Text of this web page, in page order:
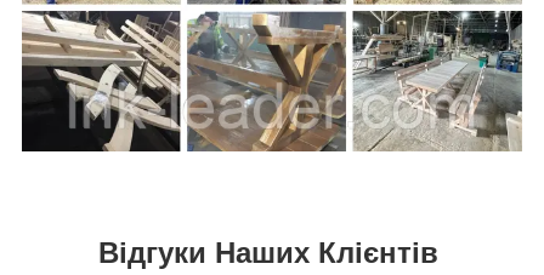
Відгуки Наших Клієнтів